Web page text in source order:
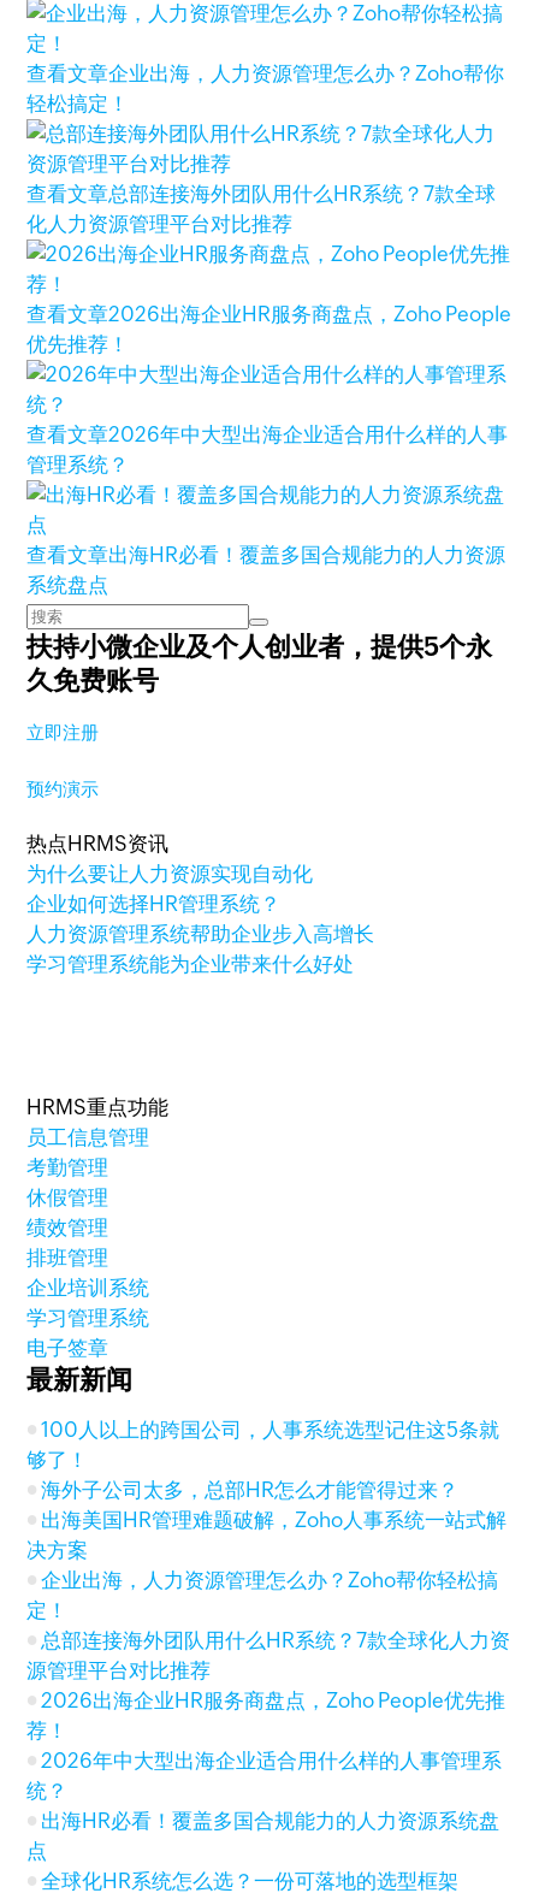
查看文章企业出海，人力资源管理怎么办？Zoho帮你
轻松搞定！
查看文章总部连接海外团队用什么HR系统？7款全球
化人力资源管理平台对比推荐
查看文章2026出海企业HR服务商盘点，Zoho People
优先推荐！
查看文章2026年中大型出海企业适合用什么样的人事
管理系统？
查看文章出海HR必看！覆盖多国合规能力的人力资源
系统盘点
扶持小微企业及个人创业者，提供5个永
久免费账号
立即注册
预约演示
热点HRMS资讯
为什么要让人力资源实现自动化
企业如何选择HR管理系统？
人力资源管理系统帮助企业步入高增长
学习管理系统能为企业带来什么好处
HRMS重点功能
员工信息管理
考勤管理
休假管理
绩效管理
排班管理
企业培训系统
学习管理系统
电子签章
最新新闻
100人以上的跨国公司，人事系统选型记住这5条就
够了！
海外子公司太多，总部HR怎么才能管得过来？
出海美国HR管理难题破解，Zoho人事系统一站式解
决方案
企业出海，人力资源管理怎么办？Zoho帮你轻松搞
定！
总部连接海外团队用什么HR系统？7款全球化人力资
源管理平台对比推荐
2026出海企业HR服务商盘点，Zoho People优先推
荐！
2026年中大型出海企业适合用什么样的人事管理系
统？
出海HR必看！覆盖多国合规能力的人力资源系统盘
点
全球化HR系统怎么选？一份可落地的选型框架